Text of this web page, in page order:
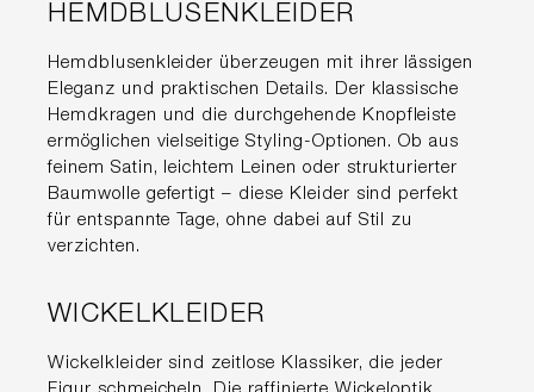
HEMDBLUSENKLEIDER
Hemdblusenkleider überzeugen mit ihrer lässigen
Eleganz und praktischen Details. Der klassische
Hemdkragen und die durchgehende Knopfleiste
ermöglichen vielseitige Styling-Optionen. Ob aus
feinem Satin, leichtem Leinen oder strukturierter
Baumwolle gefertigt – diese Kleider sind perfekt
für entspannte Tage, ohne dabei auf Stil zu
verzichten.
WICKELKLEIDER
Wickelkleider sind zeitlose Klassiker, die jeder